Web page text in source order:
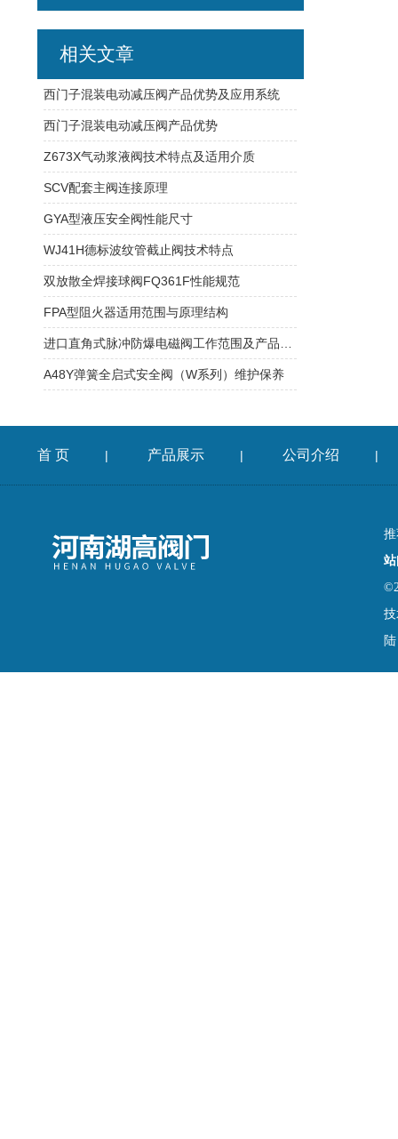
相关文章
西门子混装电动减压阀产品优势及应用系统
西门子混装电动减压阀产品优势
Z673X气动浆液阀技术特点及适用介质
SCV配套主阀连接原理
GYA型液压安全阀性能尺寸
WJ41H德标波纹管截止阀技术特点
双放散全焊接球阀FQ361F性能规范
FPA型阻火器适用范围与原理结构
A48Y弹簧全启式安全阀（W系列）维护保养
首 页 | 产品展示 | 公司介绍 |
陆